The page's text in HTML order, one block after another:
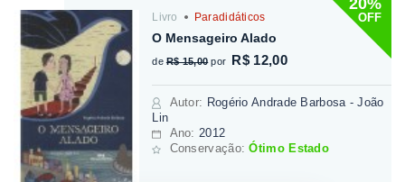
OFF
Livro Paradidáticos
O Mensageiro Alado
de R$ 15,00 por R$ 12,00
Autor: Rogério Andrade Barbosa - João
Lin
Ano: 2012
Conservação:Ótimo Estado